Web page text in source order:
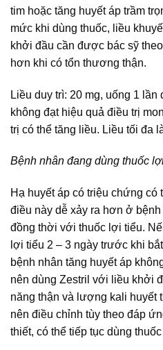
tim hoặc tăng huyết áp trầm
mức khi dùng thuốc, liều
khởi đầu cần được bác sỹ
hơn khi có tổn thương thận.
Liều duy trì: 20 mg, uống 1 lần
không đạt hiệu quả điều trị
trị có thể tăng liều. Liều tối đa
Bệnh nhân đang dùng thuốc
Hạ huyết áp có triệu chứng có
điều này dễ xảy ra hơn ở
đồng thời với thuốc lợi tiểu.
lợi tiểu 2 – 3 ngày trước khi
bệnh nhân tăng huyết áp
nên dùng Zestril với liều khởi
năng thận và lượng kali huyết
nên điều chỉnh tùy theo đáp
thiết, có thể tiếp tục dùng